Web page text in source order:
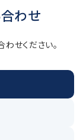
わせ
せください。